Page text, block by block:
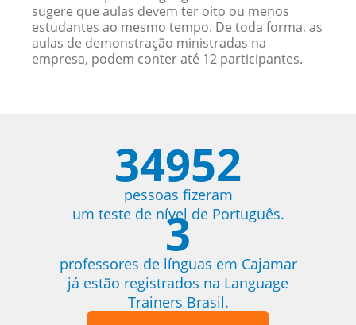
sugere que aulas devem ter oito ou menos
estudantes ao mesmo tempo. De toda forma, as
aulas de demonstração ministradas na
empresa, podem conter até 12 participantes.
34952
pessoas fizeram
um teste de nível de Português.
3
professores de línguas em Cajamar
já estão registrados na Language
Trainers Brasil.